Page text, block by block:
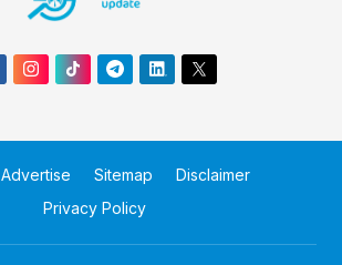
Advertise Sitemap
Disclaimer
Privacy Policy